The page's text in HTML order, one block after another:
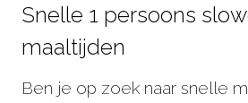
Snelle 1 persoons
maaltijden
Ben je op zoek naar snelle